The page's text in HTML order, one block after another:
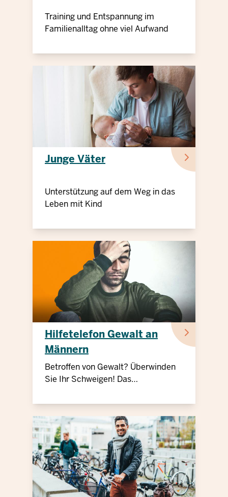
Training und Entspannung im
Familienalltag ohne viel Aufwand
Junge Väter
Unterstützung auf dem Weg in das
Leben mit Kind
Hilfetelefon Gewalt an
Männern
Betroffen von Gewalt? Überwinden
Sie Ihr Schweigen! Das
Beratung und Unterstützung.